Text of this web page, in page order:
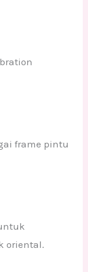
frame pintu
oriental.